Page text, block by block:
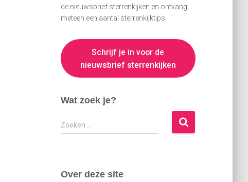
de nieuwsbrief sterrenkijken en ontvang
meteen een aantal sterrenkijktips.
Schrijf je in voor de
nieuwsbrief sterrenkijken
Wat zoek je?
Z
o
n
Zoeken …
Over deze site